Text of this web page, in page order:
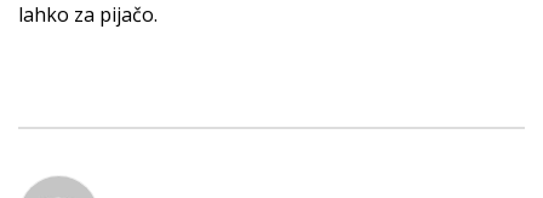
lahko za pijačo.